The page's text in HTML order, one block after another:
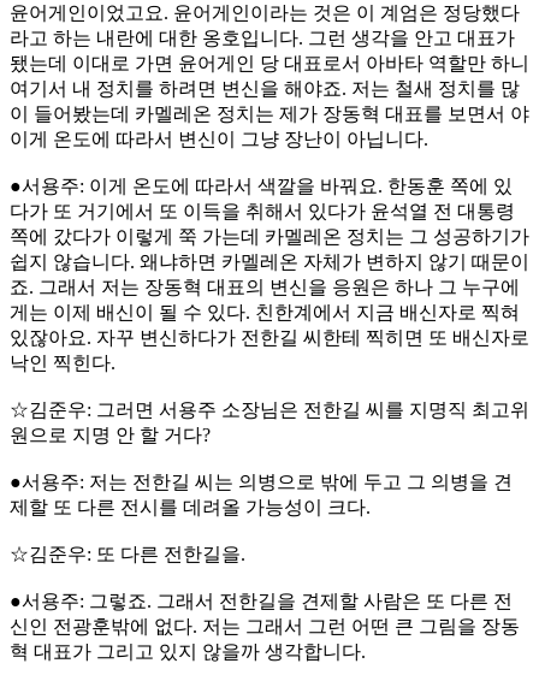
윤어게인이었고요. 윤어게인이라는 것은 이 계엄은 정당했다
라고 하는 내란에 대한 옹호입니다. 그런 생각을 안고 대표가
됐는데 이대로 가면 윤어게인 당 대표로서 아바타 역할만 하니
여기서 내 정치를 하려면 변신을 해야죠. 저는 철새 정치를 많
이 들어봤는데 카멜레온 정치는 제가 장동혁 대표를 보면서 야
이게 온도에 따라서 변신이 그냥 장난이 아닙니다.
●서용주: 이게 온도에 따라서 색깔을 바꿔요. 한동훈 쪽에 있
다가 또 거기에서 또 이득을 취해서 있다가 윤석열 전 대통령
쪽에 갔다가 이렇게 쭉 가는데 카멜레온 정치는 그 성공하기가
쉽지 않습니다. 왜냐하면 카멜레온 자체가 변하지 않기 때문이
죠. 그래서 저는 장동혁 대표의 변신을 응원은 하나 그 누구에
게는 이제 배신이 될 수 있다. 친한계에서 지금 배신자로 찍혀
있잖아요. 자꾸 변신하다가 전한길 씨한테 찍히면 또 배신자로
낙인 찍힌다.
☆김준우: 그러면 서용주 소장님은 전한길 씨를 지명직 최고위
원으로 지명 안 할 거다?
●서용주: 저는 전한길 씨는 의병으로 밖에 두고 그 의병을 견
제할 또 다른 전시를 데려올 가능성이 크다.
☆김준우: 또 다른 전한길을.
●서용주: 그렇죠. 그래서 전한길을 견제할 사람은 또 다른 전
신인 전광훈밖에 없다. 저는 그래서 그런 어떤 큰 그림을 장동
혁 대표가 그리고 있지 않을까 생각합니다.